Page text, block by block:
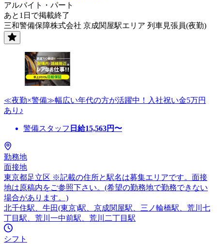
アルバイト・パート
あと1日で掲載終了
三和警備保障株式会社 京成関屋駅エリア 列車見張員(夜勤)
≪夜勤×警備≫幅広い年代の方が活躍中！入社祝い金5万円
あり♪
警備スタッフ 日給15,563円〜
勤務地
面接地
東京都足立区 ※記載の住所と駅名は募集エリアです。面接
地は原稿内をご参照下さい。(希望の勤務地で勤務できない
場合があります。)
北千住駅、牛田(東京)駅、京成関屋駅、三ノ輪橋駅、荒川七
丁目駅、荒川一中前駅、荒川二丁目駅
シフト